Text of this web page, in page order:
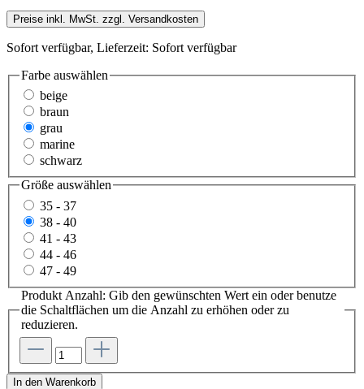
Preise inkl. MwSt. zzgl. Versandkosten
Sofort verfügbar, Lieferzeit: Sofort verfügbar
Farbe auswählen
beige
braun
grau
marine
schwarz
Größe auswählen
35 - 37
38 - 40
41 - 43
44 - 46
47 - 49
Produkt Anzahl: Gib den gewünschten Wert ein oder benutze
die Schaltflächen um die Anzahl zu erhöhen oder zu
reduzieren.
In den Warenkorb